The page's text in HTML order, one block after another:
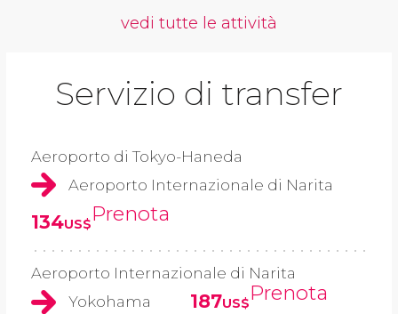
vedi tutte le attività
Servizio di transfer
Aeroporto di Tokyo-Haneda
Aeroporto Internazionale di Narita
134US$Prenota
Aeroporto Internazionale di Narita
Yokohama
187US$Prenota